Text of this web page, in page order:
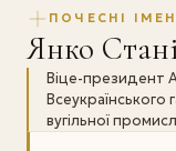
ПОЧЕСНІ
Янко
Віце-президент
Всеукраїнського
вугільної